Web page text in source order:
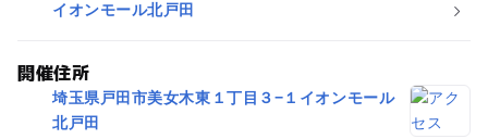
イオンモール北戸田
開催住所
埼玉県戸田市美女木東１丁目３−１イオンモール
北戸田